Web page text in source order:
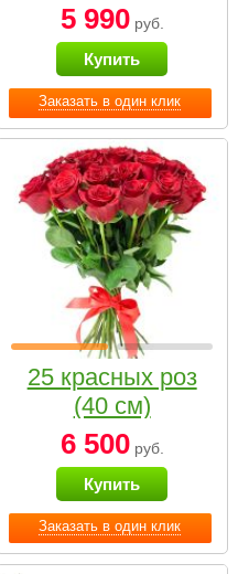
Заказать в один клик
5 990руб.
Купить
Заказать в один клик
25 красных роз
(40 см)
6 500руб.
Купить